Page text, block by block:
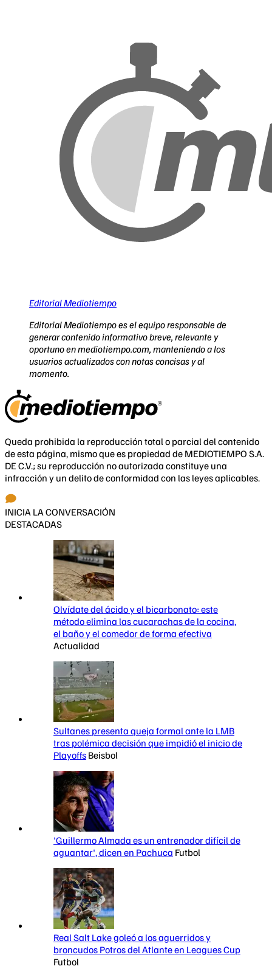
Editorial Mediotiempo
Editorial Mediotiempo es el equipo responsable de
generar contenido informativo breve, relevante y
oportuno en mediotiempo.com, manteniendo a los
usuarios actualizados con notas concisas y al
momento.
Queda prohibida la reproducción total o parcial del contenido
de esta página, mismo que es propiedad de MEDIOTIEMPO S.A.
DE C.V.; su reproducción no autorizada constituye una
infracción y un delito de conformidad con las leyes aplicables.
INICIA LA CONVERSACIÓN
DESTACADAS
Olvídate del ácido y el bicarbonato: este
método elimina las cucarachas de la cocina,
el baño y el comedor de forma efectiva
Actualidad
Sultanes presenta queja formal ante la LMB
tras polémica decisión que impidió el inicio de
Playoffs Beisbol
'Guillermo Almada es un entrenador difícil de
aguantar', dicen en Pachuca Futbol
Real Salt Lake goleó a los aguerridos y
broncudos Potros del Atlante en Leagues Cup
Futbol